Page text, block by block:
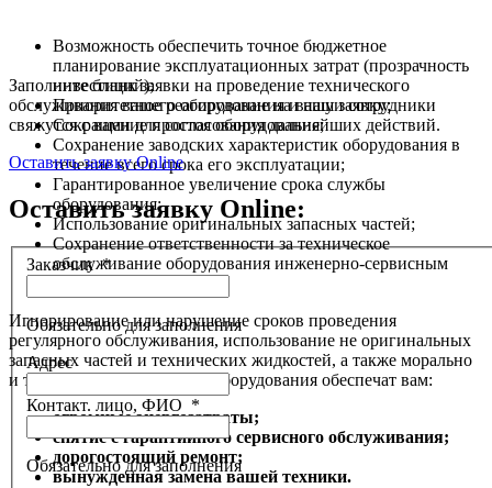
Возможность обеспечить точное бюджетное
планирование эксплуатационных затрат (прозрачность
инвестиций);
Приоритетное реагирование на вашу заявку;
Сокращение простоя оборудования;
Сохранение заводских характеристик оборудования в
течение всего срока его эксплуатации;
Гарантированное увеличение срока службы
оборудования;
Использование оригинальных запасных частей;
Сохранение ответственности за техническое
обслуживание оборудования инженерно-сервисным
Игнорирование или нарушение сроков проведения
регулярного обслуживания, использование не оригинальных
запасных частей и технических жидкостей, а также морально
и технически устаревшего оборудования обеспечат вам:
огромные энергозатраты;
снятие с гарантийного сервисного обслуживания;
дорогостоящий ремонт;
вынужденная замена вашей техники.
Заполните бланк заявки на проведение технического
обслуживания вашего оборудования и наши сотрудники
свяжутся с вами для согласования дальнейших действий.
Оставить заявку Online
Оставить заявку Online:
Заказчик*
Обязательно для заполнения
Адрес
Контакт. лицо, ФИО *
Обязательно для заполнения